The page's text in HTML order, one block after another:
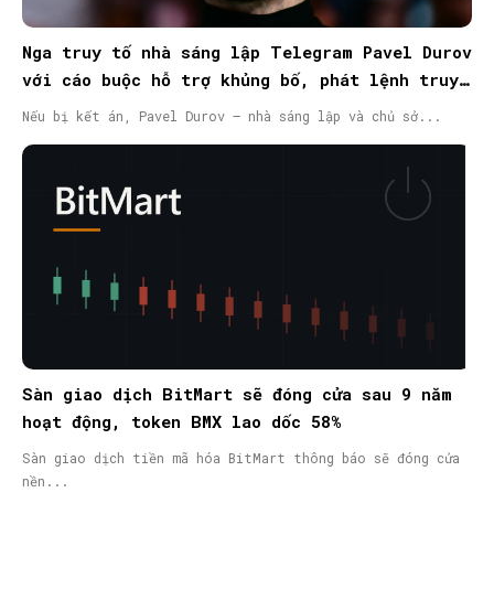
Nga truy tố nhà sáng lập Telegram Pavel Durov
với cáo buộc hỗ trợ khủng bố, phát lệnh truy
nã quốc tế
Nếu bị kết án, Pavel Durov – nhà sáng lập và chủ sở...
Sàn giao dịch BitMart sẽ đóng cửa sau 9 năm
hoạt động, token BMX lao dốc 58%
Sàn giao dịch tiền mã hóa BitMart thông báo sẽ đóng cửa
nền...